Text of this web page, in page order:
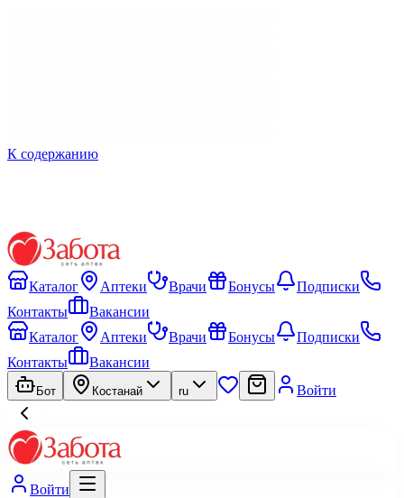
К содержанию
Каталог Аптеки Врачи Бонусы
Подписки
Контакты
Вакансии
Каталог
Аптеки Врачи Бонусы
Подписки
Контакты
Вакансии
Бот Костанай ru Войти
Войти